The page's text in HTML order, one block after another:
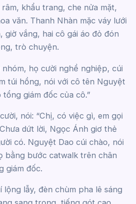
khẩu trang, che nửa mặt,
văn. Thanh Nhàn mặc váy lưới
giờ vắng, hai cô gái áo đỏ đón
trò chuyện.
họ cười nghề nghiệp, cúi
túi hồng, nói với cô tên Nguyệt
tổng giám đốc của cô.”
nói: “Chị, có việc gì, em gọi
dứt lời, Ngọc Ánh giơ thẻ
có. Nguyệt Dao cúi chào, nói
bằng bước catwalk trên chân
giám đốc.
lẫy, đèn chùm pha lê sáng